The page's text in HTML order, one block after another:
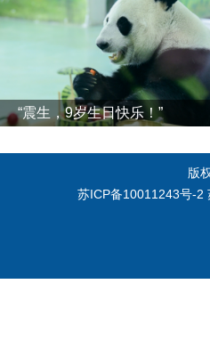
“震生，9岁生日快乐！”
版
苏ICP备10011243号-2